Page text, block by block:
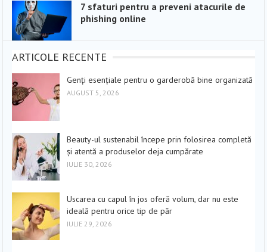
7 sfaturi pentru a preveni atacurile de
phishing online
ARTICOLE RECENTE
Genți esențiale pentru o garderobă bine organizată
AUGUST 5, 2026
Beauty-ul sustenabil începe prin folosirea completă
și atentă a produselor deja cumpărate
IULIE 30, 2026
Uscarea cu capul în jos oferă volum, dar nu este
ideală pentru orice tip de păr
IULIE 29, 2026